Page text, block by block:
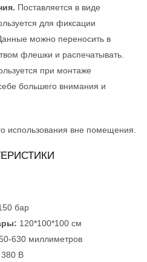
Поставляется в виде
для фиксации
можно переносить в
флешки и распечатывать.
при монтаже
большего внимания и
использования вне помещения.
бар
120*100*100 см
630 миллиметров
В